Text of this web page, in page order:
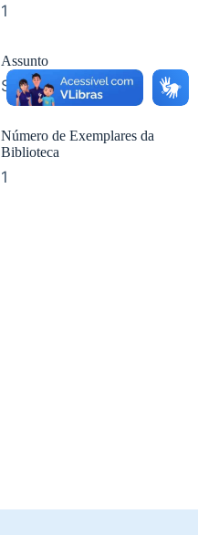
1
Assunto
Saneamento
Número de Exemplares da
Biblioteca
1